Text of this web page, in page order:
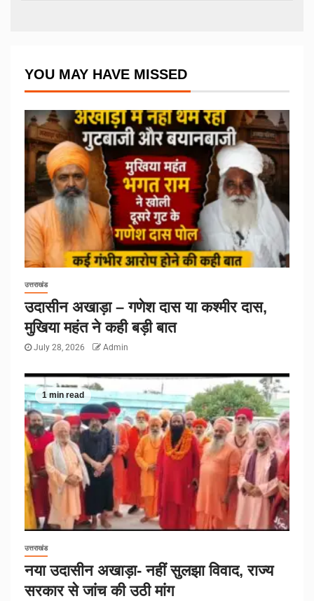
YOU MAY HAVE MISSED
उत्तराखंड
उदासीन अखाड़ा – गणेश दास या कश्मीर दास,
मुखिया महंत ने कही बड़ी बात
July 28, 2026 Admin
1 min read
उत्तराखंड
नया उदासीन अखाड़ा- नहीं सुलझा विवाद, राज्य
सरकार से जांच की उठी मांग